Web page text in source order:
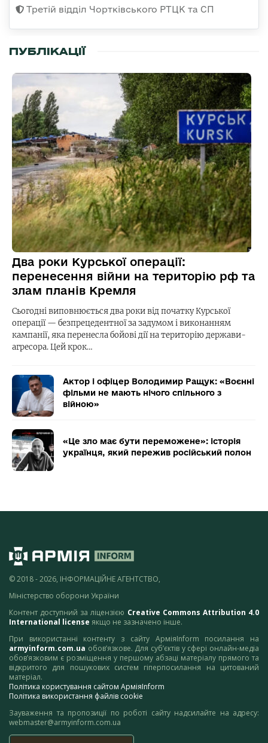
Третій відділ Чортківського РТЦК та СП
ПУБЛІКАЦІЇ
Два роки Курської операції:
перенесення війни на територію рф та
злам планів Кремля
Сьогодні виповнюється два роки від початку Курської
операції — безпрецедентної за задумом і виконанням
кампанії, яка перенесла бойові дії на територію держави-
агресора. Цей крок…
Актор і офіцер Володимир Ращук: «Воєнні
фільми не мають нічого спільного з
війною»
«Це зло має бути переможене»: історія
українця, який пережив російський полон
© 2018 - 2026, ІНФОРМАЦІЙНЕ АГЕНТСТВО,
Міністерство оборони України
Контент доступний за ліцензією Creative Commons Attribution 4.0
International license якщо не зазначено інше.
При використанні контенту з сайту АрміяInform посилання на
armyinform.com.ua обов’язкове. Для суб’єктів у сфері онлайн-медіа
обов’язковим є розміщення у першому абзаці матеріалу прямого та
відкритого для пошукових систем гіперпосилання на цитований
матеріал.
Політика користування сайтом АрміяInform
Політика використання файлів cookie
Зауваження та пропозиції по роботі сайту надсилайте на адресу:
webmaster@armyinform.com.ua